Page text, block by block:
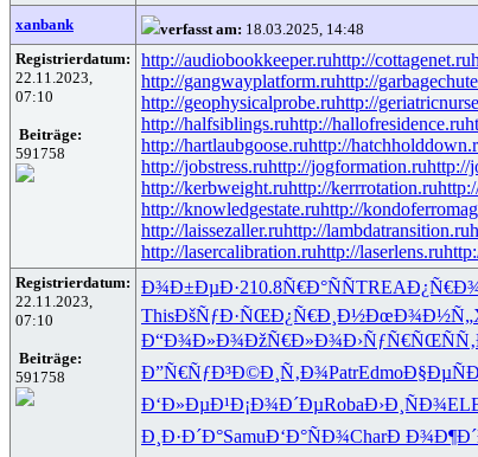
xanbank verfasst am: 18.03.2025, 14:48
Registrierdatum:
22.11.2023,
07:10
Beiträge:
591758
http://audiobookkeeper.ruhttp://cottagenet.ru
http://gangwayplatform.ruhttp://
http://geophysicalprobe.ruhttp://
http://halfsiblings.ruhttp://hallofresidence.ru
http://hartlaubgoose.ruhttp://
http://jobstress.ruhttp://jogformation.ruhttp://
http://kerbweight.ruhttp://kerrrotation.ru
http://knowledgestate.ruhttp://
http://laissezaller.ruhttp://lambdatransition.ru
http://lasercalibration.ruhttp://laserlens.ru
Registrierdatum:
22.11.2023,
07:10
Beiträge:
591758
Ð¾Ð±ÐµÐ·210.8Ñ€Ð°ÑÑTREA
ThisÐšÑƒÐ·ÑŒÐ¿Ñ€Ð¸Ð½ÐœÐ¾Ð½Ñ„
Ð“Ð¾Ð»Ð¾ÐžÑ€Ð»Ð¾Ð›ÑƒÑ€ÑŒ
Ð”Ñ€ÑƒÐ³Ð©Ð¸Ñ‚Ð¾PatrEdmo
Ð‘Ð»ÐµÐ¹Ð¡Ð¾Ð´ÐµRobaÐ›Ð¸ÑÐ¾
Ð¸Ð·Ð´Ð°SamuÐ‘Ð°ÑÐ¾CharÐ Ð¾Ð¶Ð´